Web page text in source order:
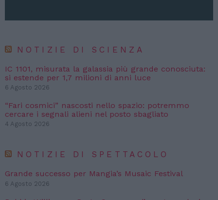
NOTIZIE DI SCIENZA
IC 1101, misurata la galassia più grande conosciuta:
si estende per 1,7 milioni di anni luce
6 Agosto 2026
“Fari cosmici” nascosti nello spazio: potremmo
cercare i segnali alieni nel posto sbagliato
4 Agosto 2026
NOTIZIE DI SPETTACOLO
Grande successo per Mangia’s Musaic Festival
6 Agosto 2026